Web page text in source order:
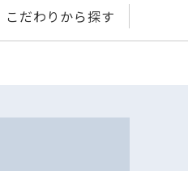
こだわりから探す